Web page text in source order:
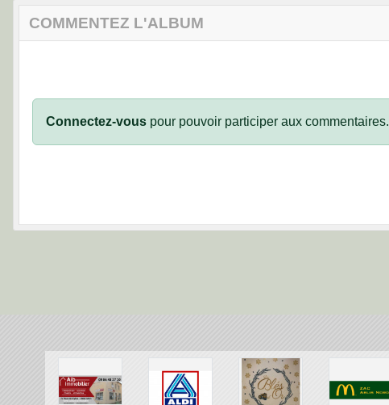
COMMENTEZ L'ALBUM
Connectez-vous pour pouvoir participer aux commentaires.